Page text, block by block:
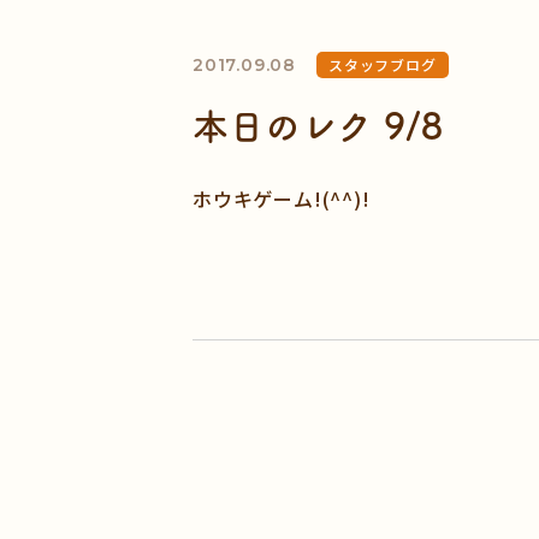
2017.09.08 スタッフブログ
本日のレク 9/8
ホウキゲーム!(^^)!